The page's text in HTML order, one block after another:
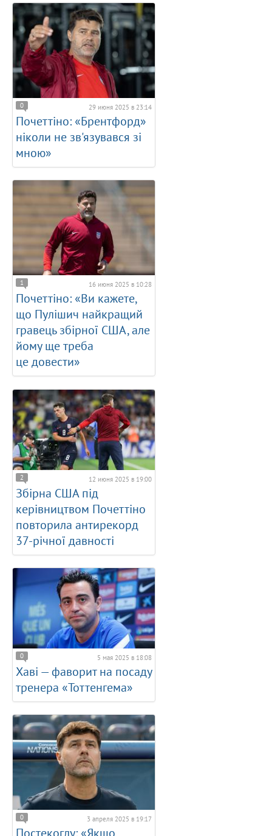
0 29 июня 2025 в 23:14
Почеттіно: «Брентфорд»
ніколи не зв'язувався зі
мною»
1 16 июня 2025 в 10:28
Почеттіно: «Ви кажете,
що Пулішич найкращий
гравець збірної США, але
йому ще треба
це довести»
2 12 июня 2025 в 19:00
Збірна США під
керівництвом Почеттіно
повторила антирекорд
37-річної давності
0 5 мая 2025 в 18:08
Хаві — фаворит на посаду
тренера «Тоттенгема»
0 3 апреля 2025 в 19:17